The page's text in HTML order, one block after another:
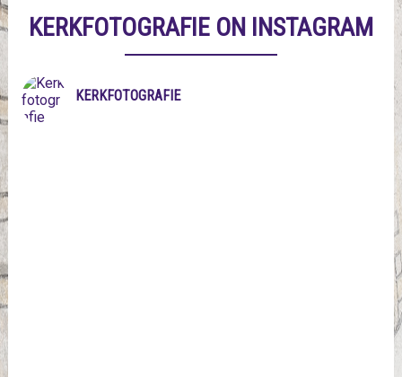
KERKFOTOGRAFIE ON INSTAGRAM
KERKFOTOGRAFIE